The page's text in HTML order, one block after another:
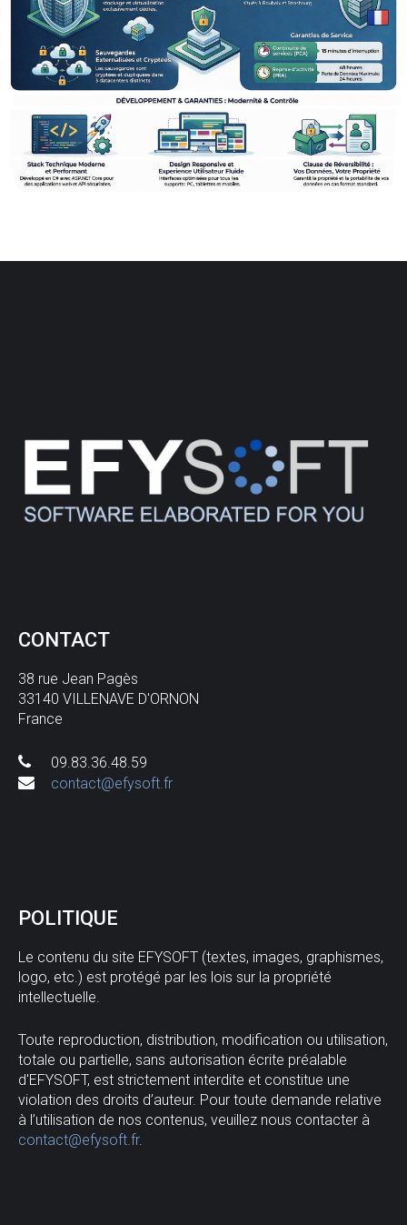
CONTACT
38 rue Jean Pagès
33140 VILLENAVE D'ORNON
France
09.83.36.48.59
contact@efysoft.fr
POLITIQUE
Le contenu du site EFYSOFT (textes, images, graphismes,
logo, etc.) est protégé par les lois sur la propriété
intellectuelle.
Toute reproduction, distribution, modification ou utilisation,
totale ou partielle, sans autorisation écrite préalable
d'EFYSOFT, est strictement interdite et constitue une
violation des droits d’auteur. Pour toute demande relative
à l’utilisation de nos contenus, veuillez nous contacter à
contact@efysoft.fr.